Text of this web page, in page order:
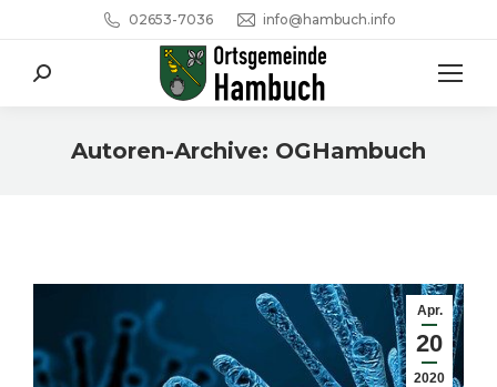
02653-7036 info@hambuch.info
Search:
Autoren-Archive: OGHambuch
Apr.
20
2020